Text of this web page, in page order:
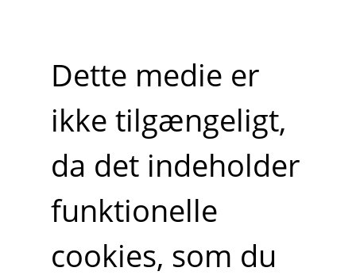
Dette medie er
ikke tilgængeligt,
da det indeholder
funktionelle
cookies, som du